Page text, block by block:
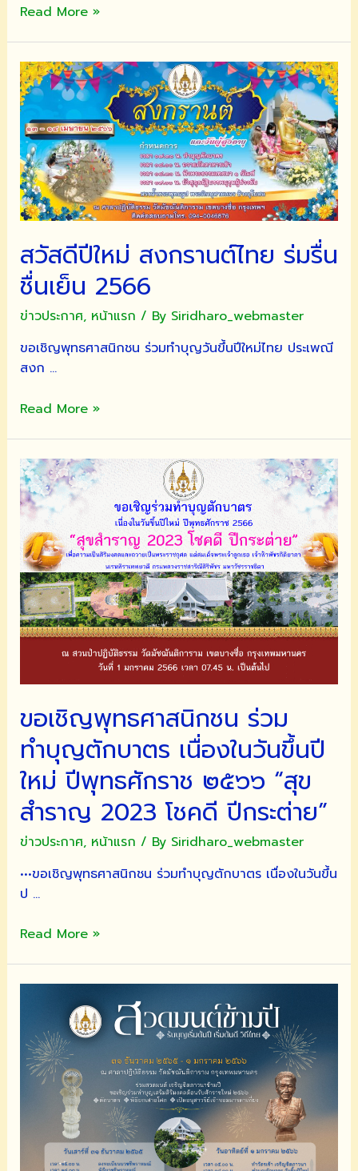
ขอ
ทำบุญ
ออก
พรรษา
และ
ตักบาตร
เท
โว
โรหณะ
ใน
เทศกาล
ออก
พรรษา
ปี
2566
Read More »
สวัสดีปีใหม่ สงกรานต์ไทย ร่มรื่น
ชื่นเย็น 2566
ข่าวประกาศ, หน้าแรก / By Siridharo_webmaster
ขอเชิญพุทธศาสนิกชน ร่วมทำบุญวันขึ้นปีใหม่ไทย ประเพณี
สงก …
สวัสดี
สงกรานต์
ไทย
ร่มรื่น
ชื่น
เย็น
2566
Read More »
ขอเชิญพุทธศาสนิกชน ร่วม
ทำบุญตักบาตร เนื่องในวันขึ้นปี
ใหม่ ปีพุทธศักราช ๒๕๖๖ “สุข
สำราญ 2023 โชคดี ปีกระต่าย”
ข่าวประกาศ, หน้าแรก / By Siridharo_webmaster
•••ขอเชิญพุทธศาสนิกชน ร่วมทำบุญตักบาตร เนื่องในวันขึ้น
ป …
ขอ
ตักบาตร
เนื่อง
ใน
Read More »